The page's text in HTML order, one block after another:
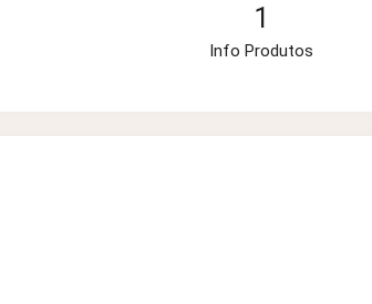
1
Info Produtos